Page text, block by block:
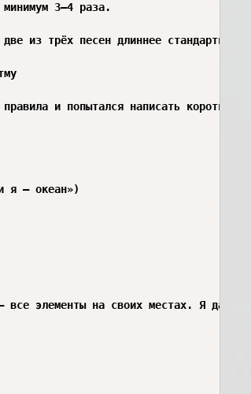
3–4 раза.
из трёх песен длиннее стандартных
и попытался написать короткую
я — океан»)
все элементы на своих местах. Я дал